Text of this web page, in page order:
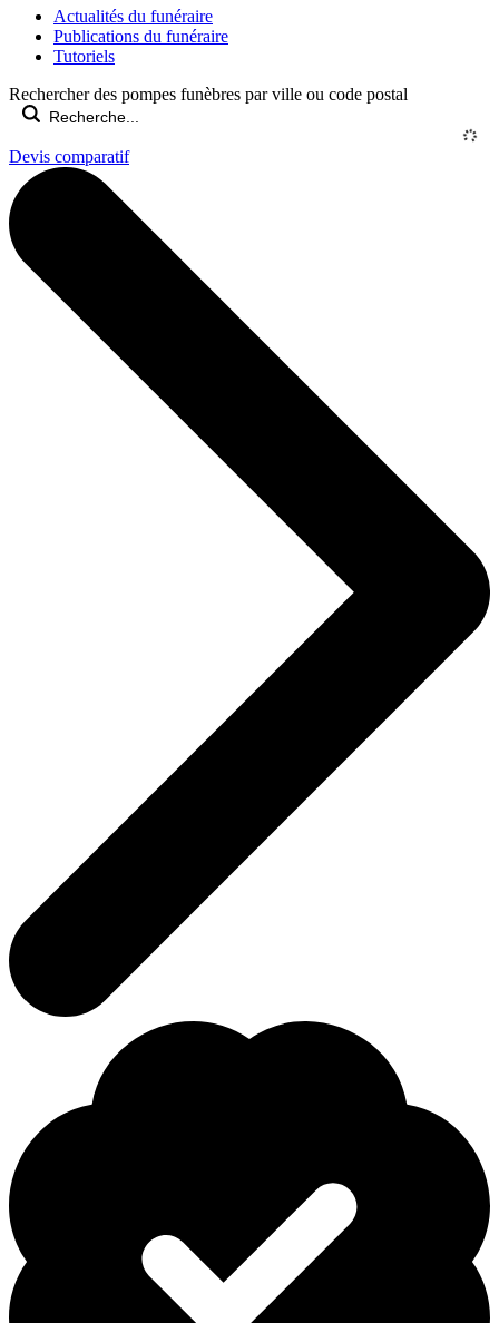
Actualités du funéraire
Publications du funéraire
Tutoriels
Rechercher des pompes funèbres par ville ou code postal
Devis comparatif